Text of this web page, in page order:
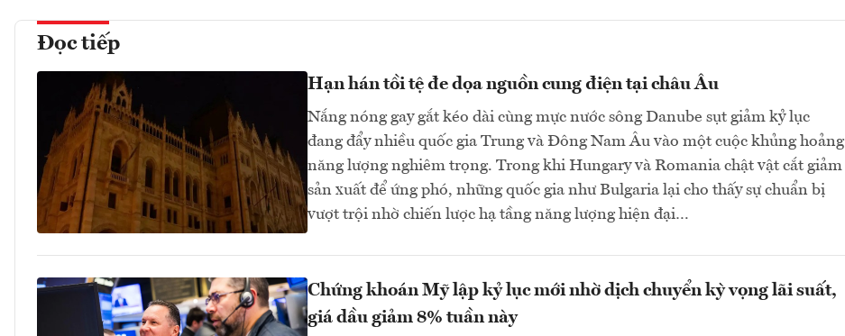
Đọc tiếp
Hạn hán tồi tệ đe dọa nguồn cung điện tại châu Âu
Nắng nóng gay gắt kéo dài cùng mực nước sông Danube sụt giảm kỷ lục
đang đẩy nhiều quốc gia Trung và Đông Nam Âu vào một cuộc khủng hoảng
năng lượng nghiêm trọng. Trong khi Hungary và Romania chật vật cắt giảm
sản xuất để ứng phó, những quốc gia như Bulgaria lại cho thấy sự chuẩn bị
vượt trội nhờ chiến lược hạ tầng năng lượng hiện đại…
Chứng khoán Mỹ lập kỷ lục mới nhờ dịch chuyển kỳ vọng lãi suất,
giá dầu giảm 8% tuần này